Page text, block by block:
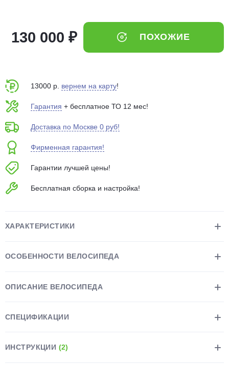
130 000 ₽ ПОХОЖИЕ
13000 р. вернем на карту!
Гарантия + бесплатное ТО 12 мес!
Доставка по Москве 0 руб!
Фирменная гарантия!
Гарантии лучшей цены!
Бесплатная сборка и настройка!
ХАРАКТЕРИСТИКИ
ОСОБЕННОСТИ ВЕЛОСИПЕДА
ОПИСАНИЕ ВЕЛОСИПЕДА
СПЕЦИФИКАЦИИ
ИНСТРУКЦИИ (2)
Подробнее
об оплате Плайтом
8 800 302-02-51
plait.ru